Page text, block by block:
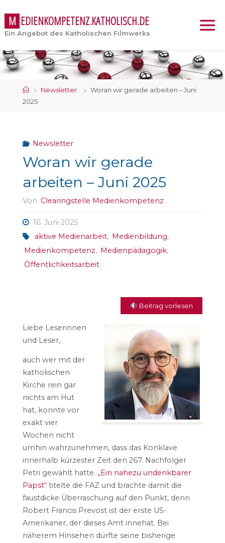
M EDIENKOMPETENZ.KATHOLISCH.DE
Ein Angebot des Katholischen Filmwerks
StartNewsletter
Woran wir gerade arbeiten – Juni
2025
Newsletter
Woran wir gerade
arbeiten – Juni 2025
Von Clearingstelle Medienkompetenz
16. Juni 2025
aktive Medienarbeit, Medienbildung,
Medienkompetenz, Medienpädagogik,
Öffentlichkeitsarbeit
Beitrag vorlesen
Liebe Leserinnen
und Leser,
auch wer mit der
katholischen
Kirche rein gar
nichts am Hut
hat, konnte vor
exakt vier
Wochen nicht
umhin wahrzunehmen, dass das Konklave
innerhalb kürzester Zeit den 267. Nachfolger
Petri gewählt hatte. „Ein nahezu undenkbarer
Papst“titelte die FAZ und brachte damit die
faustdicke Überraschung auf den Punkt, denn
Robert Francis Prevost ist der erste US-
Amerikaner, der dieses Amt innehat. Bei
näherem Hinsehen dürfte seine bisherige